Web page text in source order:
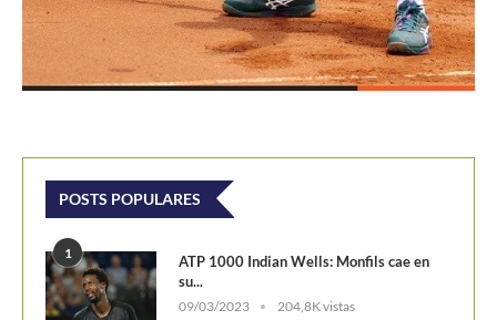
POSTS POPULARES
1
ATP 1000 Indian Wells: Monfils cae en
su...
09/03/2023 204,8K vistas